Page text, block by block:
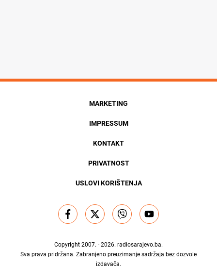
MARKETING
IMPRESSUM
KONTAKT
PRIVATNOST
USLOVI KORIŠTENJA
Copyright 2007. - 2026. radiosarajevo.ba.
Sva prava pridržana. Zabranjeno preuzimanje sadržaja bez dozvole
izdavača.